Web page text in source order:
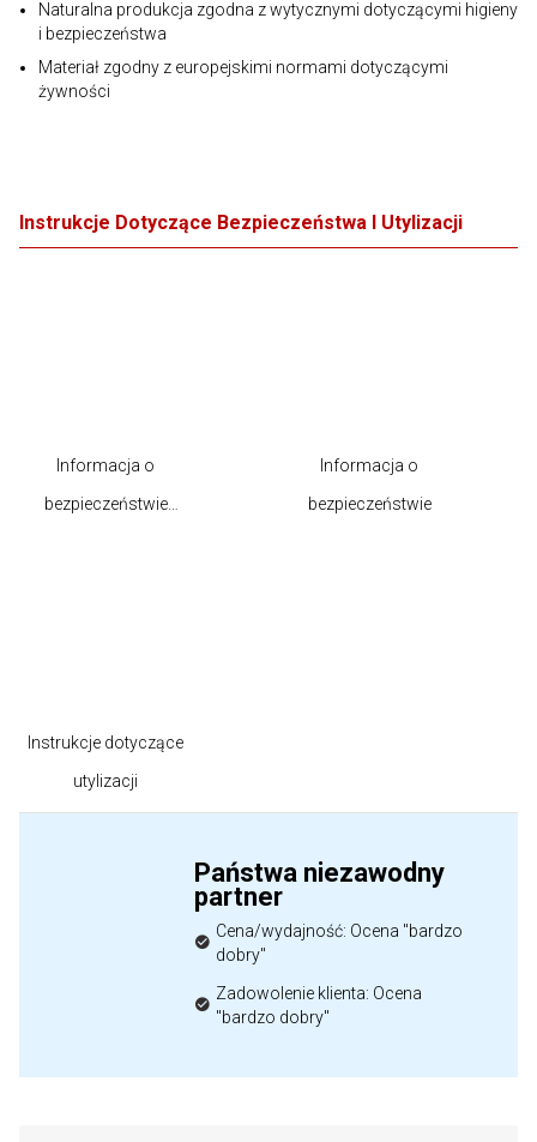
Naturalna produkcja zgodna z wytycznymi dotyczącymi higieny
i bezpieczeństwa
Materiał zgodny z europejskimi normami dotyczącymi
żywności
Instrukcje Dotyczące Bezpieczeństwa I Utylizacji
Informacja o
bezpieczeństwie
Informacja o
bezpieczeństwie
Instrukcje dotyczące
utylizacji
Państwa niezawodny
partner
Cena/wydajność: Ocena "bardzo
dobry"
Zadowolenie klienta: Ocena
"bardzo dobry"